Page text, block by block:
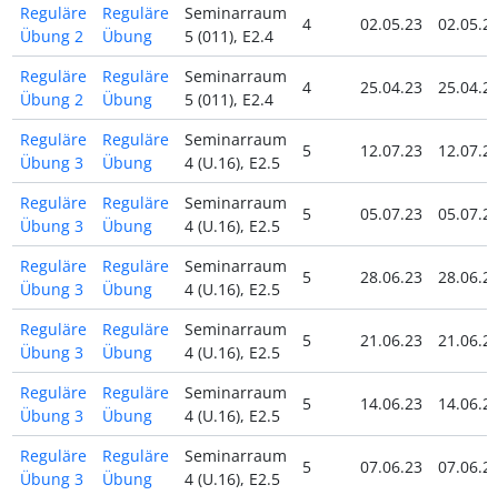
Reguläre
Übung 2
Reguläre
Übung
Seminarraum
5 (011), E2.4
4 02.05.23
Reguläre
Übung 2
Reguläre
Übung
Seminarraum
5 (011), E2.4
4 25.04.23
Reguläre
Übung 3
Reguläre
Übung
Seminarraum
4 (U.16), E2.5
5 12.07.23
Reguläre
Übung 3
Reguläre
Übung
Seminarraum
4 (U.16), E2.5
5 05.07.23
Reguläre
Übung 3
Reguläre
Übung
Seminarraum
4 (U.16), E2.5
5 28.06.23
Reguläre
Übung 3
Reguläre
Übung
Seminarraum
4 (U.16), E2.5
5 21.06.23
Reguläre
Übung 3
Reguläre
Übung
Seminarraum
4 (U.16), E2.5
5 14.06.23
Reguläre
Übung 3
Reguläre
Übung
Seminarraum
4 (U.16), E2.5
5 07.06.23